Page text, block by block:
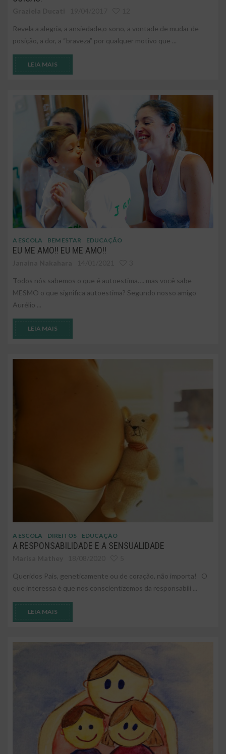
Revela a alegria, a ansiedade,o sono, a vontade de mudar de
posição, a dor, a “braveza” por qualquer motivo que ...
LEIA MAIS
A ESCOLA BEM ESTAR EDUCAÇÃO
EU ME AMO!! EU ME AMO!!
Todos nós sabemos o que é autoestima…. mas você sabe
MESMO o que significa autoestima? Segundo nosso amigo
Aurélio ...
LEIA MAIS
A ESCOLA DIREITOS EDUCAÇÃO
A RESPONSABILIDADE E A SENSUALIDADE
Queridos Pais, geneticamente ou de coração, não importa! O
que interessa é que nos conscientizemos da responsabili ...
LEIA MAIS